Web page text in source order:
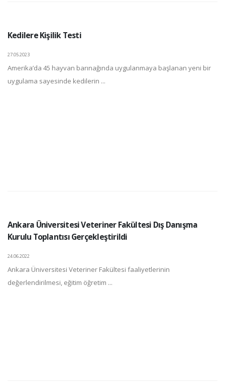
Kedilere Kişilik Testi
27.05.2023
Amerika’da 45 hayvan barınağında uygulanmaya başlanan yeni bir
uygulama sayesinde kedilerin ...
Ankara Üniversitesi Veteriner Fakültesi Dış Danışma
Kurulu Toplantısı Gerçekleştirildi
24.06.2022
Ankara Üniversitesi Veteriner Fakültesi faaliyetlerinin
değerlendirilmesi, eğitim öğretim ...